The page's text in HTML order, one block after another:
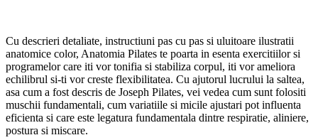
Cu descrieri detaliate, instructiuni pas cu pas si uluitoare ilustratii
anatomice color, Anatomia Pilates te poarta in esenta exercitiilor si
programelor care iti vor tonifia si stabiliza corpul, iti vor ameliora
echilibrul si-ti vor creste flexibilitatea. Cu ajutorul lucrului la saltea,
asa cum a fost descris de Joseph Pilates, vei vedea cum sunt folositi
muschii fundamentali, cum variatiile si micile ajustari pot influenta
eficienta si care este legatura fundamentala dintre respiratie, aliniere,
postura si miscare.